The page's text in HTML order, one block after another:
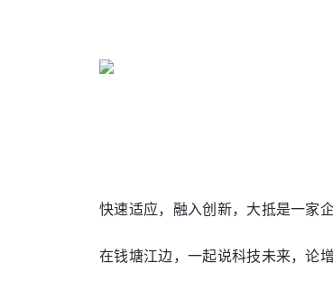
快速适应，融入创新，大抵是一家
在钱塘江边，一起说科技未来，论增